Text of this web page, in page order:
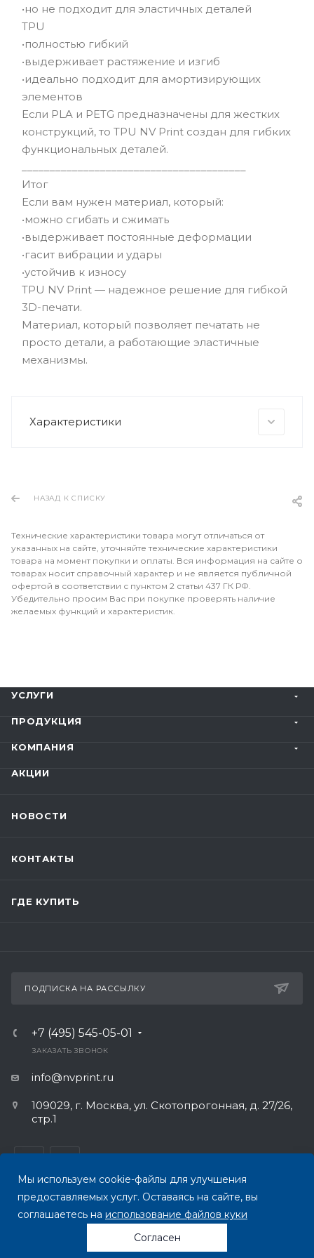
•но не подходит для эластичных деталей
TPU
•полностью гибкий
•выдерживает растяжение и изгиб
•идеально подходит для амортизирующих
элементов
Если PLA и PETG предназначены для жестких
конструкций, то TPU NV Print создан для гибких
функциональных деталей.
Итог
Если вам нужен материал, который:
•можно сгибать и сжимать
•выдерживает постоянные деформации
•гасит вибрации и удары
•устойчив к износу
TPU NV Print — надежное решение для гибкой
3D-печати.
Материал, который позволяет печатать не
просто детали, а работающие эластичные
механизмы.
Характеристики
НАЗАД К СПИСКУ
Технические характеристики товара могут отличаться от
указанных на сайте, уточняйте технические характеристики
товара на момент покупки и оплаты. Вся информация на сайте о
товарах носит справочный характер и не является публичной
офертой в соответствии с пунктом 2 статьи 437 ГК РФ.
Убедительно просим Вас при покупке проверять наличие
желаемых функций и характеристик.
УСЛУГИ
ПРОДУКЦИЯ
КОМПАНИЯ
АКЦИИ
НОВОСТИ
КОНТАКТЫ
ГДЕ КУПИТЬ
ПОДПИСКА НА РАССЫЛКУ
+7 (495) 545-05-01
ЗАКАЗАТЬ ЗВОНОК
info@nvprint.ru
109029, г. Москва, ул. Скотопрогонная, д. 27/26,
стр.1
ПОЛИТИКА КОНФИДЕНЦИАЛЬНОСТИ
© 2026 Все права защищены.
Мы используем cookie-файлы для улучшения
предоставляемых услуг. Оставаясь на сайте, вы
соглашаетесь на использование файлов куки
Согласен